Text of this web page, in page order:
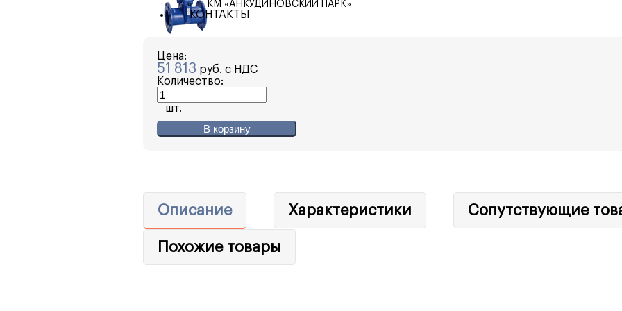
КМ «АНКУДИНОВСКИЙ ПАРК»
КОНТАКТЫ
Цена:
51 813 руб. с НДС
Количество:
шт.
В корзину
Описание Характеристики Сопутствующие
Похожие товары